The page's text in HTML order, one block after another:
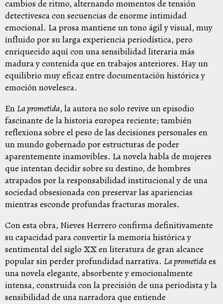
cambios de ritmo, alternando momentos de tensión
detectivesca con secuencias de enorme intimidad
emocional. La prosa mantiene un tono ágil y visual, muy
influido por su larga experiencia periodística, pero
enriquecido aquí con una sensibilidad literaria más
madura y contenida que en trabajos anteriores. Hay un
equilibrio muy eficaz entre documentación histórica y
emoción novelesca.
EnLa prometida, la autora no solo revive un episodio
fascinante de la historia europea reciente; también
reflexiona sobre el peso de las decisiones personales en
un mundo gobernado por estructuras de poder
aparentemente inamovibles. La novela habla de mujeres
que intentan decidir sobre su destino, de hombres
atrapados por la responsabilidad institucional y de una
sociedad obsesionada con preservar las apariencias
mientras esconde profundas fracturas morales.
Con esta obra, Nieves Herrero confirma definitivamente
su capacidad para convertir la memoria histórica y
sentimental del siglo XX en literatura de gran alcance
popular sin perder profundidad narrativa. La prometidaes
una novela elegante, absorbente y emocionalmente
intensa, construida con la precisión de una periodista y la
sensibilidad de una narradora que entiende